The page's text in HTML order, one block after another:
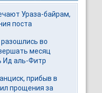
Ураза-байрам,
поста
во
месяц
Ид аль-Фитр
прибыв в
прощения за